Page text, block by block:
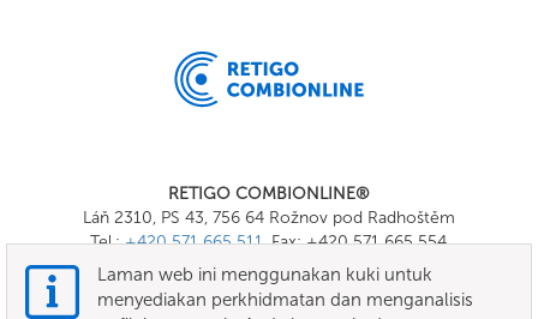
RETIGO COMBIONLINE®
Láň 2310, PS 43, 756 64 Rožnov pod Radhoštěm
Tel.:+420 571 665 511, Fax: +420 571 665 554
E-mail: info@combionline.com
Laman web ini menggunakan kuki untuk
menyediakan perkhidmatan dan menganalisis